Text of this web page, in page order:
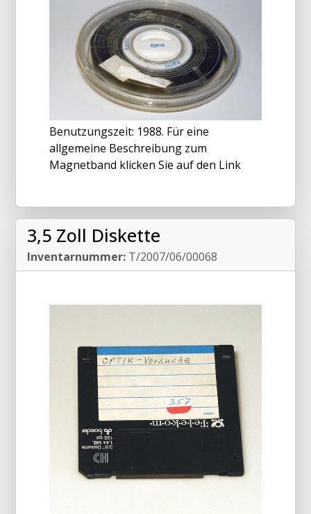
Benutzungszeit: 1988. Für eine
allgemeine Beschreibung zum
Magnetband klicken Sie auf den Link
3,5 Zoll Diskette
Inventarnummer: T/2007/06/00068